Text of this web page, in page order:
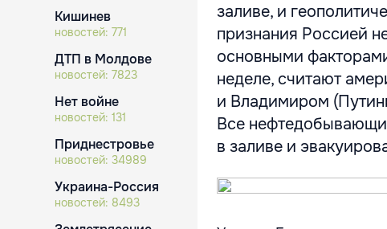
Кишинев
новостей: 771
ДТП в Молдове
новостей: 7823
Нет войне
новостей: 131
Приднестровье
новостей: 34989
Украина-Россия
новостей: 8493
заливе, и
признания Россией
основными
неделе, считают
и Владимиром
Все
в заливе и